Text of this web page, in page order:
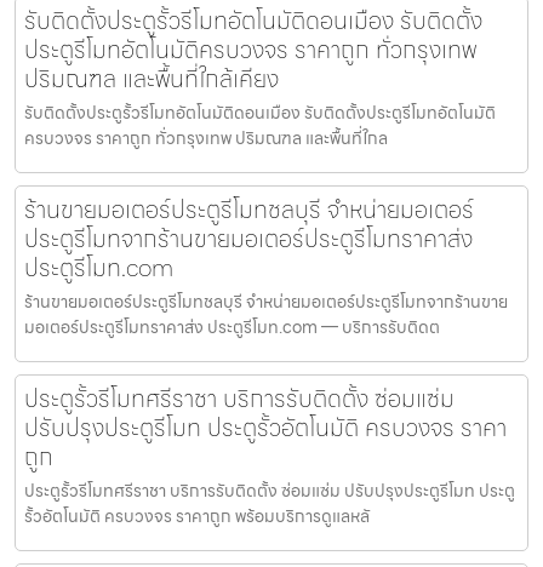
รับติดตั้งประตูรั้วรีโมทอัตโนมัติดอนเมือง รับติดตั้ง
ประตูรีโมทอัตโนมัติครบวงจร ราคาถูก ทั่วกรุงเทพ
ปริมณฑล และพื้นที่ใกล้เคียง
รับติดตั้งประตูรั้วรีโมทอัตโนมัติดอนเมือง รับติดตั้งประตูรีโมทอัตโนมัติ
ครบวงจร ราคาถูก ทั่วกรุงเทพ ปริมณฑล และพื้นที่ใกล
ร้านขายมอเตอร์ประตูรีโมทชลบุรี จำหน่ายมอเตอร์
ประตูรีโมทจากร้านขายมอเตอร์ประตูรีโมทราคาส่ง
ประตูรีโมท.com
ร้านขายมอเตอร์ประตูรีโมทชลบุรี จำหน่ายมอเตอร์ประตูรีโมทจากร้านขาย
มอเตอร์ประตูรีโมทราคาส่ง ประตูรีโมท.com — บริการรับติดต
ประตูรั้วรีโมทศรีราชา บริการรับติดตั้ง ซ่อมแซ่ม
ปรับปรุงประตูรีโมท ประตูรั้วอัตโนมัติ ครบวงจร ราคา
ถูก
ประตูรั้วรีโมทศรีราชา บริการรับติดตั้ง ซ่อมแซ่ม ปรับปรุงประตูรีโมท ประตู
รั้วอัตโนมัติ ครบวงจร ราคาถูก พร้อมบริการดูแลหลั